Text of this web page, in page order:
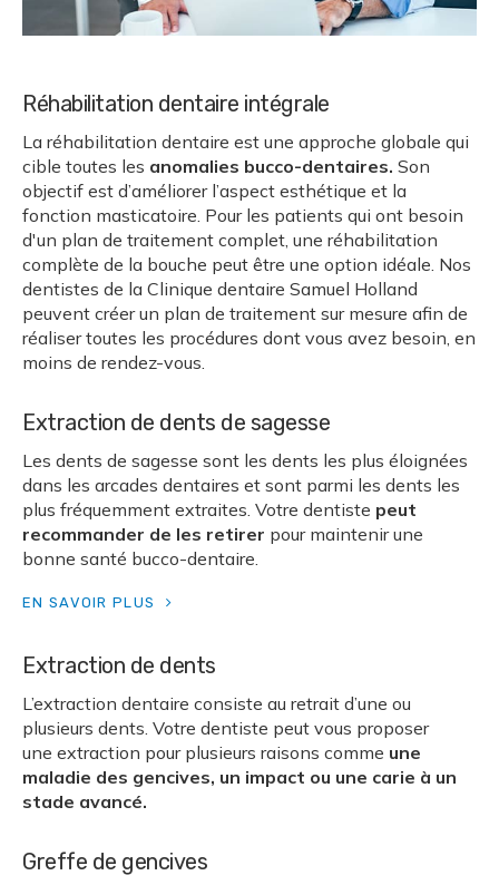
Réhabilitation dentaire intégrale
La réhabilitation dentaire est une approche globale qui
cible toutes les anomalies bucco-dentaires. Son
objectif est d’améliorer l’aspect esthétique et la
fonction masticatoire. Pour les patients qui ont besoin
d'un plan de traitement complet, une réhabilitation
complète de la bouche peut être une option idéale. Nos
dentistes de la Clinique dentaire Samuel Holland
peuvent créer un plan de traitement sur mesure afin de
réaliser toutes les procédures dont vous avez besoin, en
moins de rendez-vous.
Extraction de dents de sagesse
Les dents de sagesse sont les dents les plus éloignées
dans les arcades dentaires et sont parmi les dents les
plus fréquemment extraites. Votre dentiste peut
recommander de les retirer pour maintenir une
bonne santé bucco-dentaire.
EN SAVOIR PLUS
Extraction de dents
L’extraction dentaire consiste au retrait d’une ou
plusieurs dents. Votre dentiste peut vous proposer
une extraction pour plusieurs raisons comme une
maladie des gencives, un impact ou une carie à un
stade avancé.
Greffe de gencives